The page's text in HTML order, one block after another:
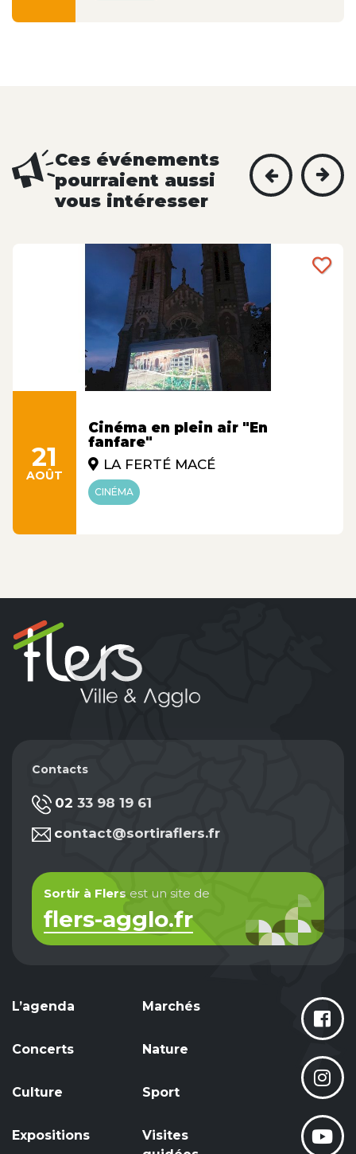
Ces événements
pourraient aussi
vous intéresser
21
AOÛT
Cinéma en plein air "En
fanfare"
LA FERTÉ MACÉ
CINÉMA
Contacts
02 33 98 19 61
contact@sortiraflers.fr
Sortir à Flers est un site de
flers-agglo.fr
L’agenda
Concerts
Culture
Expositions
Marchés
Nature
Sport
Visites